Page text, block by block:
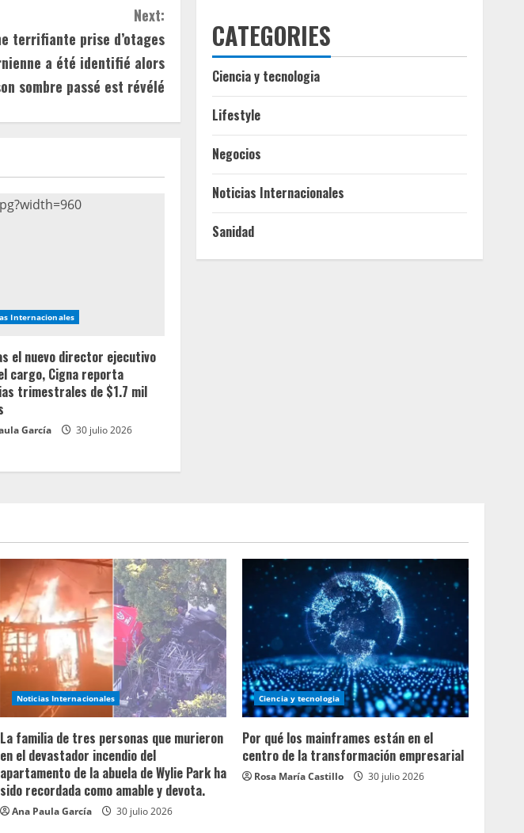
Next:
terrifiante prise d’otages
a été identifié alors
sombre passé est révélé
Internacionales
el nuevo director ejecutivo
cargo, Cigna reporta
trimestrales de $1.7 mil
García 30 julio 2026
CATEGORIES
Ciencia y tecnologia
Lifestyle
Negocios
Noticias Internacionales
Sanidad
Noticias Internacionales
La familia de tres personas que murieron
en el devastador incendio del
apartamento de la abuela de Wylie Park ha
sido recordada como amable y devota.
Ana Paula García 30 julio 2026
Ciencia y tecnologia
Por qué los mainframes están en el
centro de la transformación empresarial
Rosa María Castillo 30 julio 2026